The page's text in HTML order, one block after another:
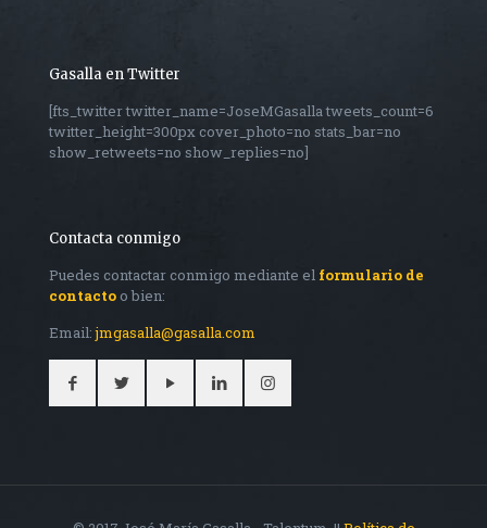
Gasalla en Twitter
[fts_twitter twitter_name=JoseMGasalla tweets_count=6
twitter_height=300px cover_photo=no stats_bar=no
show_retweets=no show_replies=no]
Contacta conmigo
Puedes contactar conmigo mediante el formulario de
contacto o bien:
Email:jmgasalla@gasalla.com